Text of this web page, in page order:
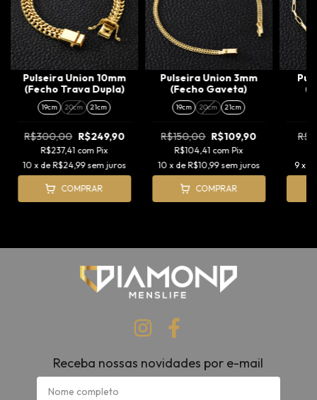
Pulseira Union 10mm
(Fecho Trava Dupla)
19cm 20cm 21cm
R$300,00 R$249,90
R$237,41 com Pix
10 x de R$24,99 sem juros
COMPRAR
Pulseira Union 3mm
(Fecho Gaveta)
19cm 20cm 21cm
R$150,00 R$109,90
R$104,41 com Pix
10 x de R$10,99 sem juros
COMPRAR
9 x
Receba nossas novidades por e-mail